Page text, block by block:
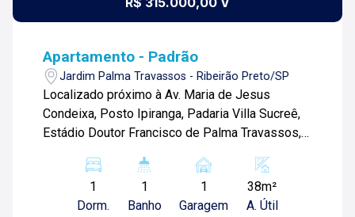
Apartamento - Padrão
Jardim Palma Travassos - Ribeirão Preto/SP
Localizado próximo à Av. Maria de Jesus
Condeixa, Posto Ipiranga, Padaria Villa Sucreê,
Estádio Doutor Francisco de Palma Travassos,
Apartamento de 38m² com: -01 quarto com
armários; -01 banheiro social com gabinete e
box blindex; -Sala 02 ambientes; -Cozinha
1
Dorm.
1
Banho
1
Garagem
38m²
A. Útil